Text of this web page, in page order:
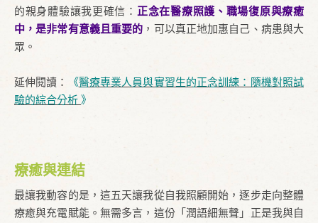
的親身體驗讓我更確信： 正念在醫療照護、職場復原與療癒
中，是非常有意義且重要的 ，可以真正地加惠自己、病患與大
眾。
延伸閱讀： 《醫療專業人員與實習生的正念訓練：隨機對照試
驗的綜合分析 》
療癒與連結
最讓我動容的是，這五天讓我從自我照顧開始，逐步走向整體
療癒與充電賦能。無需多言，這份「潤語細無聲」正是我與自